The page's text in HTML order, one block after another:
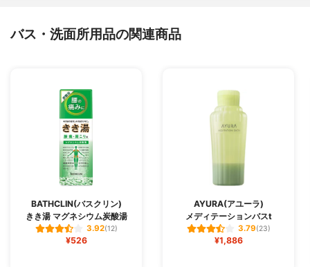
バス・洗面所用品の関連商品
BATHCLIN(バスクリン)
きき湯 マグネシウム炭酸湯
3.92(12)
¥526
AYURA(アユーラ)
メディテーションバスt
3.79(23)
¥1,886